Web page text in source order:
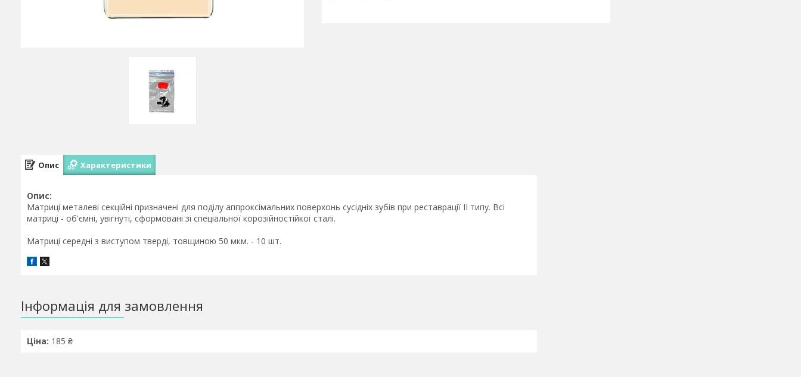
Опис Характеристики
Опис:
Матриці металеві секційні призначені для поділу аппроксімальних поверхонь сусідніх зубів при реставрації II типу. Всі
матриці - об'ємні, увігнуті, сформовані зі спеціальної корозійностійкої сталі.
Матриці середні з виступом тверді, товщиною 50 мкм. - 10 шт.
Інформація для замовлення
Ціна: 185 ₴